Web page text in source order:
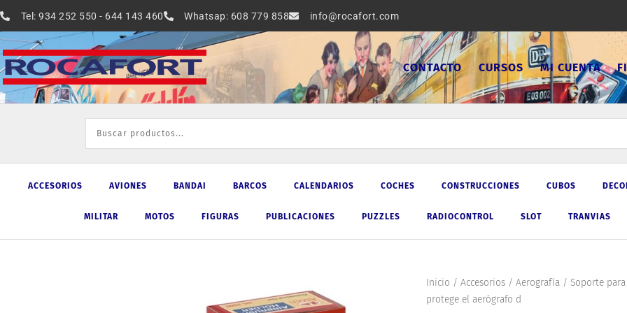
al
contenido
Tel: 934 252 550 - 644 143 460 Whatsap: 608 779 858 info@rocafort.com
CONTACTO CURSOS MI CUENTA
ACCESORIOS AVIONES BANDAI BARCOS CALENDARIOS COCHES CONSTRUCCIONES CUBOS
MILITAR MOTOS FIGURAS PUBLICACIONES PUZZLES RADIOCONTROL SLOT TRANVIAS
Inicio / Accesorios/ Aerografía/ Soporte para
protege el aerógrafo d